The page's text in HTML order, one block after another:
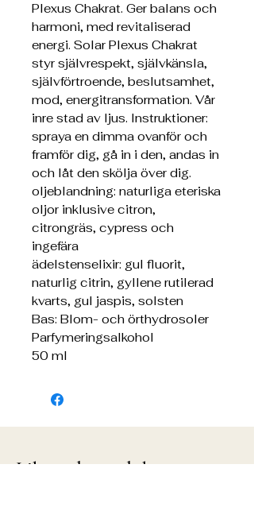
Plexus Chakrat. Ger balans och
harmoni, med revitaliserad
energi. Solar Plexus Chakrat
styr självrespekt, självkänsla,
självförtroende, beslutsamhet,
mod, energitransformation. Vår
inre stad av ljus. Instruktioner:
spraya en dimma ovanför och
framför dig, gå in i den, andas in
och låt den skölja över dig.
oljeblandning: naturliga eteriska
oljor inklusive citron,
citrongräs, cypress och
ingefära
ädelstenselixir: gul fluorit,
naturlig citrin, gyllene rutilerad
kvarts, gul jaspis, solsten
Bas: Blom- och örthydrosoler
Parfymeringsalkohol
50 ml
Liknande produkter